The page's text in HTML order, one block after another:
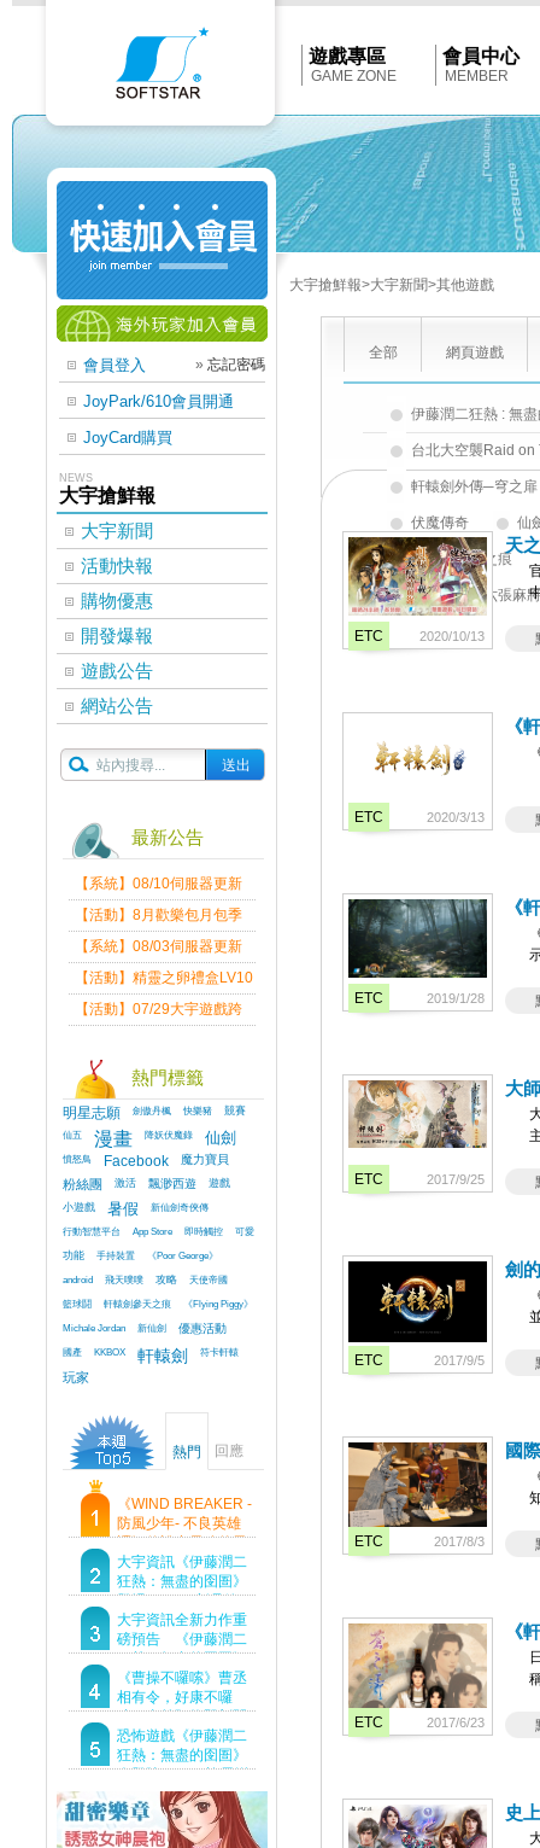
Softstar
遊戲專區
GAME ZONE
會員中心
MEMBER
會員登入 » 忘記密碼
JoyPark/610會員開通
JoyCard購買
NEWS
大宇搶鮮報
大宇新聞
活動快報
購物優惠
開發爆報
遊戲公告
網站公告
最新公告
【系統】08/10伺服器更新
維護公告
【活動】8月歡樂包月包季
送
【系統】08/03伺服器更新
維護公告
【活動】精靈之卵禮盒LV10
限量發送中
【活動】07/29大宇遊戲跨
熱門標籤
明星志願 劍傲丹楓 快樂豬
競賽
仙五
漫畫 降妖伏魔錄 仙劍
憤怒鳥 Facebook 魔力寶貝
粉絲團 激活 飄渺西遊
遊戲
小遊戲
暑假
新仙劍奇俠傳
行動智慧平台
App Store 即時觸控
可愛
功能
手持裝置
《Poor George》
android
飛天噗噗 攻略
天使帝國
籃球鬪
軒轅劍參天之痕
《Flying Piggy》
Michale Jordan
新仙劍 優惠活動
國產 KKBOX 軒轅劍 符卡軒轅
玩家
熱門 回應
《WIND BREAKER -
防風少年- 不良英雄
譚》傳說中最強的男
人現身！即將顛覆風
鈴高中！
大宇資訊《伊藤潤二
狂熱：無盡的囹圄》
登場 Steam 新品節
首支預告片及遊戲
Demo重磅釋出
大宇資訊全新力作重
磅預告 《伊藤潤二
狂熱：無盡的囹圄》
驚悚亮相 ！伊藤潤二
恐怖世界首度進軍
Steam
《曹操不囉嗦》曹丞
相有令，好康不囉
嗦！事前預約即刻開
跑！
恐怖遊戲《伊藤潤二
狂熱：無盡的囹圄》
今登陸Steam 詭異洋
樓開啟 同步釋出最新
預告片
大宇搶鮮報>大宇新聞>其他遊戲
全部 網頁遊戲
伊藤潤二狂熱 : 無
台北大空襲Raid on
軒轅劍外傳─穹之扉
伏魔傳奇 仙
軒轅劍參天之痕
正宗台灣十六張麻將
ETC 2020/10/13
天
ETC 2020/3/13
《
ETC 2019/1/28
《
回歸
ETC 2017/9/25
大
ETC 2017/9/5
劍
ETC 2017/8/3
國
ETC 2017/6/23
《
行
史